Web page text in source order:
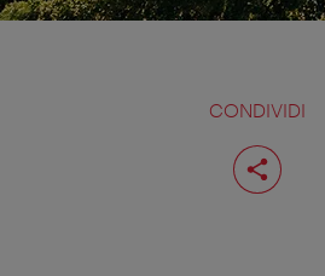
CONDIVIDI
Condividi
pagina